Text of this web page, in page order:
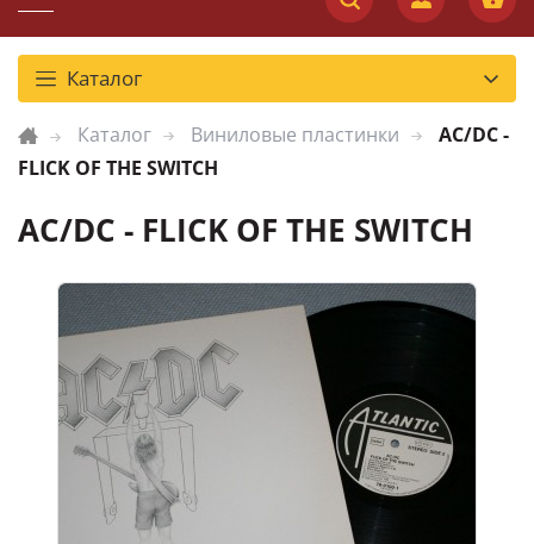
Каталог
Каталог Виниловые пластинки
AC/DC -
FLICK OF THE SWITCH
AC/DC - FLICK OF THE SWITCH